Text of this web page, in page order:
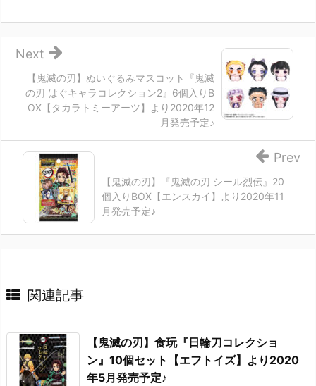
【鬼滅の刃】ぬいぐるみマスコット『鬼滅
の刃 はぐキャラコレクション2』6個入りB
OX【タカラトミーアーツ】より2020年12
月発売予定♪
Next
【鬼滅の刃】『鬼滅の刃 シール烈伝』20
個入りBOX【エンスカイ】より2020年11
月発売予定♪
Prev
関連記事
【鬼滅の刃】食玩『日輪刀コレクショ
ン』10個セット【エフトイズ】より2020
年5月発売予定♪